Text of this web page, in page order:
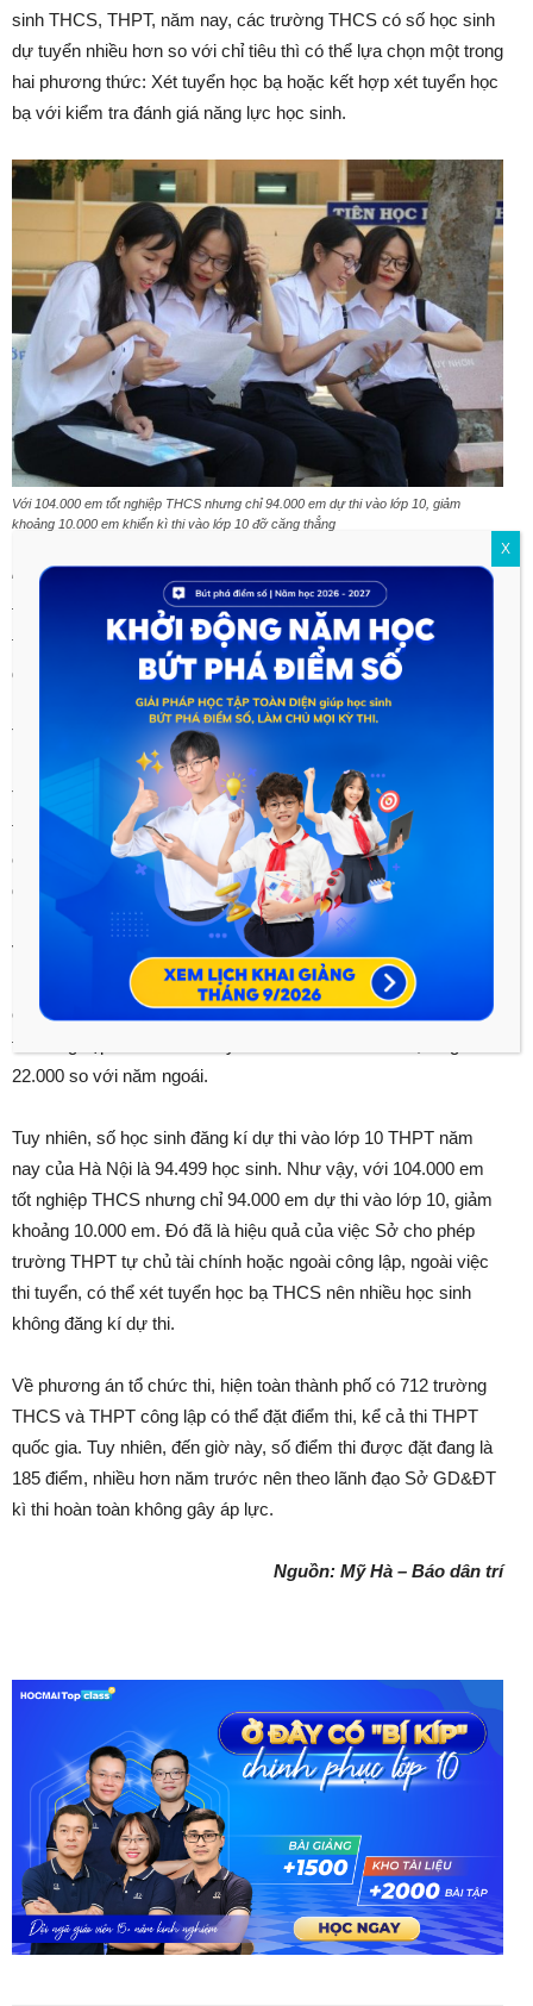
sinh THCS, THPT, năm nay, các trường THCS có số học sinh
dự tuyển nhiều hơn so với chỉ tiêu thì có thể lựa chọn một trong
hai phương thức: Xét tuyển học bạ hoặc kết hợp xét tuyển học
bạ với kiểm tra đánh giá năng lực học sinh.
Với 104.000 em tốt nghiệp THCS nhưng chỉ 94.000 em dự thi vào lớp 10, giảm
khoảng 10.000 em khiến kì thi vào lớp 10 đỡ căng thẳng
“Việc xét tuyển hay kết hợp xét tuyển và kiểm tra là do các
tường chủ động lựa chọn, sau đó báo cáo trình lên cấp có
thẩm quyền xét duyệt, không do Sở ép buộc”, ông Toản khẳng
định.
Trước câu hỏi, hiện nhiều cha mẹ học sinh đổ xô cho con em
học thêm để chuẩn bị sẵn sàng cho kỳ thi tuyển vào lớp 6
THCS nhưng sau đó Sở GD&ĐT lại thay đổi hình thức là xét
tuyển khiến cho việc tuyển sinh THCS “nóng” hơn bao giờ hết,
ông Toản khẳng định, Sở chưa bao giờ có văn bản có hướng
dẫn tuyển sinh THCS bằng phương thức thi tuyển.
Về vấn đề số lượng học sinh thi vào lớp 10 tăng đột biến so với
năm ngoái gây áp lực căng thẳng cho các bậc phụ huynh và
công tác tổ chức tuyển sinh, ông Toản cho hay, số học sinh dự
thi tốt nghiệp THCS năm nay là hơn 104.000 thí sinh, tăng
22.000 so với năm ngoái.
Tuy nhiên, số học sinh đăng kí dự thi vào lớp 10 THPT năm
nay của Hà Nội là 94.499 học sinh. Như vậy, với 104.000 em
tốt nghiệp THCS nhưng chỉ 94.000 em dự thi vào lớp 10, giảm
khoảng 10.000 em. Đó đã là hiệu quả của việc Sở cho phép
trường THPT tự chủ tài chính hoặc ngoài công lập, ngoài việc
thi tuyển, có thể xét tuyển học bạ THCS nên nhiều học sinh
không đăng kí dự thi.
Về phương án tổ chức thi, hiện toàn thành phố có 712 trường
THCS và THPT công lập có thể đặt điểm thi, kể cả thi THPT
quốc gia. Tuy nhiên, đến giờ này, số điểm thi được đặt đang là
185 điểm, nhiều hơn năm trước nên theo lãnh đạo Sở GD&ĐT
kì thi hoàn toàn không gây áp lực.
Nguồn: Mỹ Hà – Báo dân trí
X